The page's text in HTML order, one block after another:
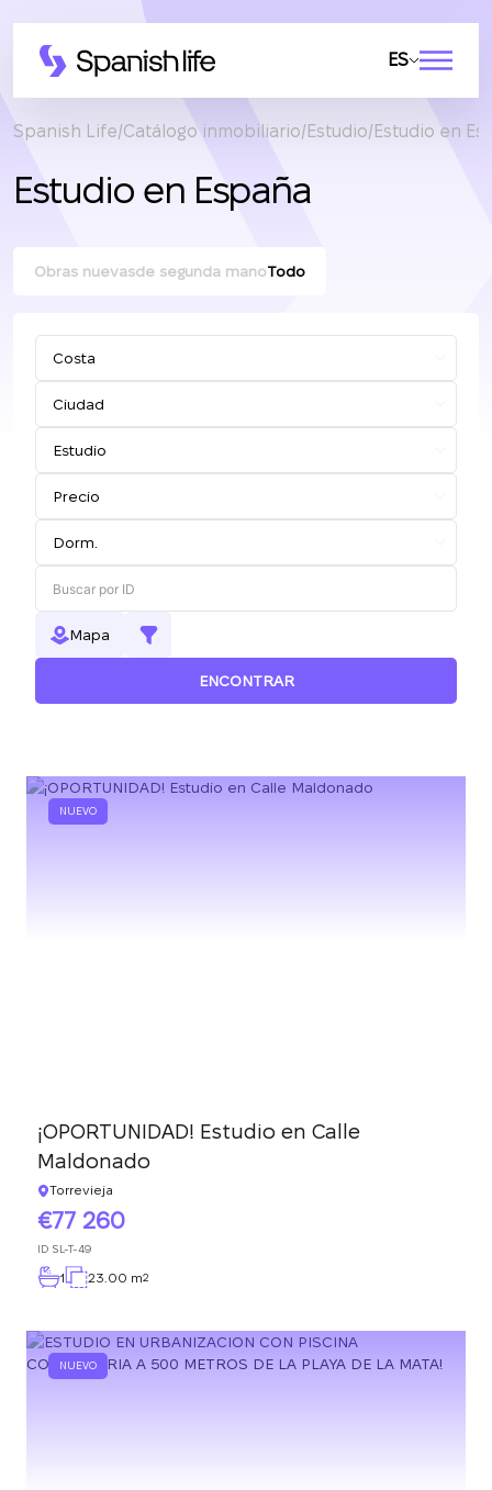
ES
Spanish Life Catálogo inmobiliario Estudio Estudio en
Estudio en España
Obras nuevasde segunda manoTodo
Mapa
ENCONTRAR
NUEVO
¡OPORTUNIDAD! Estudio en Calle
Maldonado
Torrevieja
77 260
ID SL-T-49
1 23.00 m2
NUEVO